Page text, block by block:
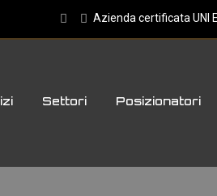
Azienda certificata UNI
Settori Posizionatori